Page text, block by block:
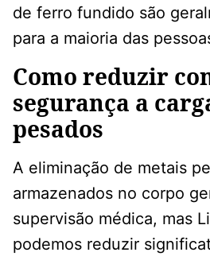
de ferro fundido são
para a maioria das
Como reduzir
segurança a
pesados
A eliminação de metais
armazenados no corpo
supervisão médica, mas
podemos reduzir